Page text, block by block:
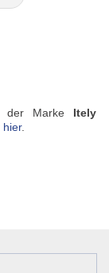
der Marke Itely
hier.